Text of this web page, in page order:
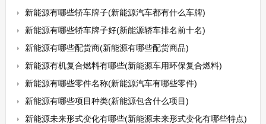
新能源有哪些轿车牌子(新能源汽车都有什么车牌)
新能源有哪些轿车牌子好(新能源轿车排名前十名)
新能源有哪些配货商(新能源有哪些配货商品)
新能源有机复合燃料有哪些(新能源车用环保复合燃料)
新能源有哪些零件名称(新能源汽车有哪些零件)
新能源有哪些项目种类(新能源包含什么项目)
新能源未来形式变化有哪些(新能源未来形式变化有哪些特点)